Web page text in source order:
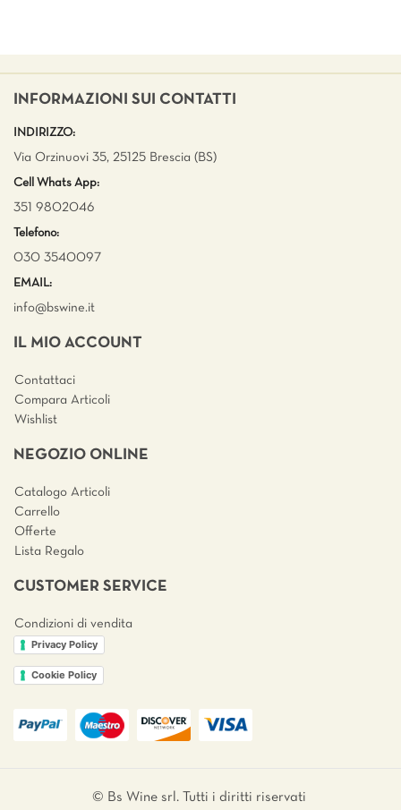
INFORMAZIONI SUI CONTATTI
INDIRIZZO:
Via Orzinuovi 35, 25125 Brescia (BS)
Cell Whats App:
351 9802046
Telefono:
030 3540097
EMAIL:
info@bswine.it
IL MIO ACCOUNT
Contattaci
Compara Articoli
Wishlist
NEGOZIO ONLINE
Catalogo Articoli
Carrello
Offerte
Lista Regalo
CUSTOMER SERVICE
Condizioni di vendita
Privacy Policy
Cookie Policy
© Bs Wine srl. Tutti i diritti riservati